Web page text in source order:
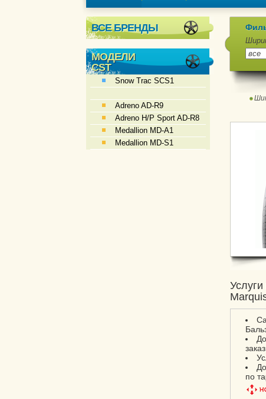
ВСЕ БРЕНДЫ
МОДЕЛИ
CST
Snow Trac SCS1
Adreno AD-R9
Adreno H/P Sport AD-R8
Medallion MD-A1
Medallion MD-S1
заказ
по